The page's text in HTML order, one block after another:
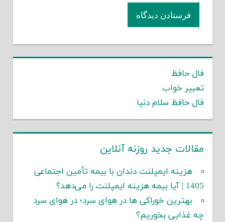
فال حافظ
تعبیر خواب
فال حافظ سلام دنیا
مقالات جدید روزنه آنلاین
هزینه ایمپلنت دندان با بیمه تأمین اجتماعی
1405 | آیا بیمه هزینه ایمپلنت را می‌دهد؟
بهترین خوراکی ها در هوای سرد؛ در هوای سرد
چه غذایی بخوریم؟